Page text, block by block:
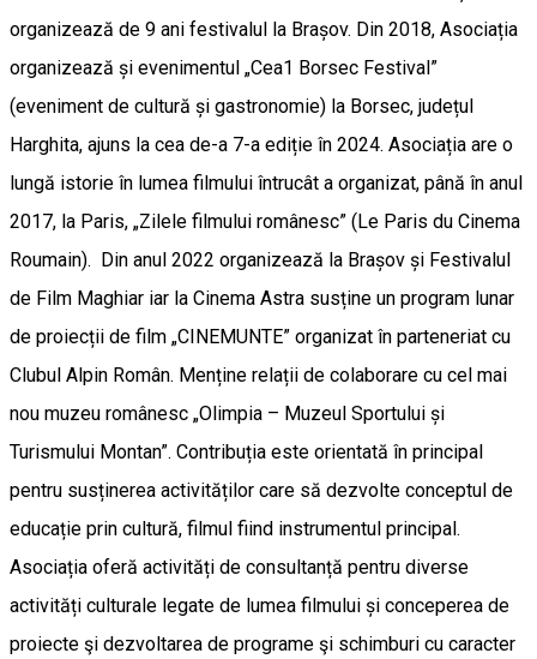
organizează de 9 ani festivalul la Brașov. Din 2018, Asociația
organizează și evenimentul „Cea1 Borsec Festival”
(eveniment de cultură și gastronomie) la Borsec, județul
Harghita, ajuns la cea de-a 7-a ediție în 2024. Asociația are o
lungă istorie în lumea filmului întrucât a organizat, până în anul
2017, la Paris, „Zilele filmului românesc” (Le Paris du Cinema
Roumain). Din anul 2022 organizează la Brașov și Festivalul
de Film Maghiar iar la Cinema Astra susține un program lunar
de proiecții de film „CINEMUNTE” organizat în parteneriat cu
Clubul Alpin Român. Menține relații de colaborare cu cel mai
nou muzeu românesc „Olimpia – Muzeul Sportului și
Turismului Montan”. Contribuția este orientată în principal
pentru susținerea activităților care să dezvolte conceptul de
educație prin cultură, filmul fiind instrumentul principal.
Asociația oferă activități de consultanță pentru diverse
activități culturale legate de lumea filmului și conceperea de
proiecte şi dezvoltarea de programe şi schimburi cu caracter